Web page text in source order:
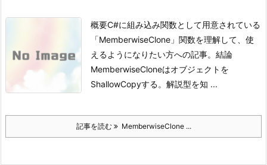
概要C#に組み込み関数として用意されている
「MemberwiseClone」関数を理解して、使
えるようになりたい方への記事。 結論
MemberwiseCloneはオブジェクトを
ShallowCopyする。 解説型を知 ...
記事を読む MemberwiseClone ...